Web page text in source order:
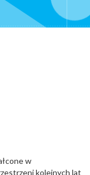
w
kolejnych lat